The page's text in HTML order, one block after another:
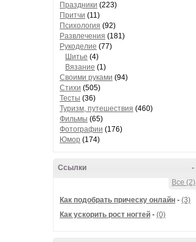
Праздники (223)
Притчи (11)
Психология (92)
Развлечения (181)
Рукоделие (77)
Шитье (4)
Вязание (1)
Своими руками (94)
Стихи (505)
Тесты (36)
Туризм, путешествия (460)
Фильмы (65)
Фотографии (176)
Юмор (174)
-
Ссылки
Все (2)
Как подобрать прическу онлайн - (3)
Как ускорить рост ногтей - (0)